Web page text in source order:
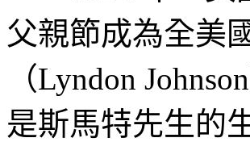
父親節成為全美
（Lyndon
是斯馬特先生的